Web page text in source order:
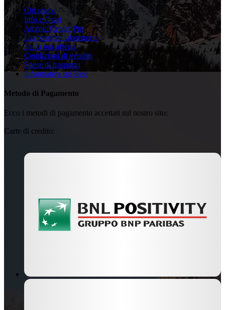
Chi siamo
Info e Orari
Atomic Center Pro
Lavorazioni laboratorio
Fai la tua offerta
Condizioni di vendita
Spese di trasporto
Informativa sui Resi
Metodo di Pagamento
Ecco i metodi di pagamento accettati sul nostro sito:
Carte di credito: